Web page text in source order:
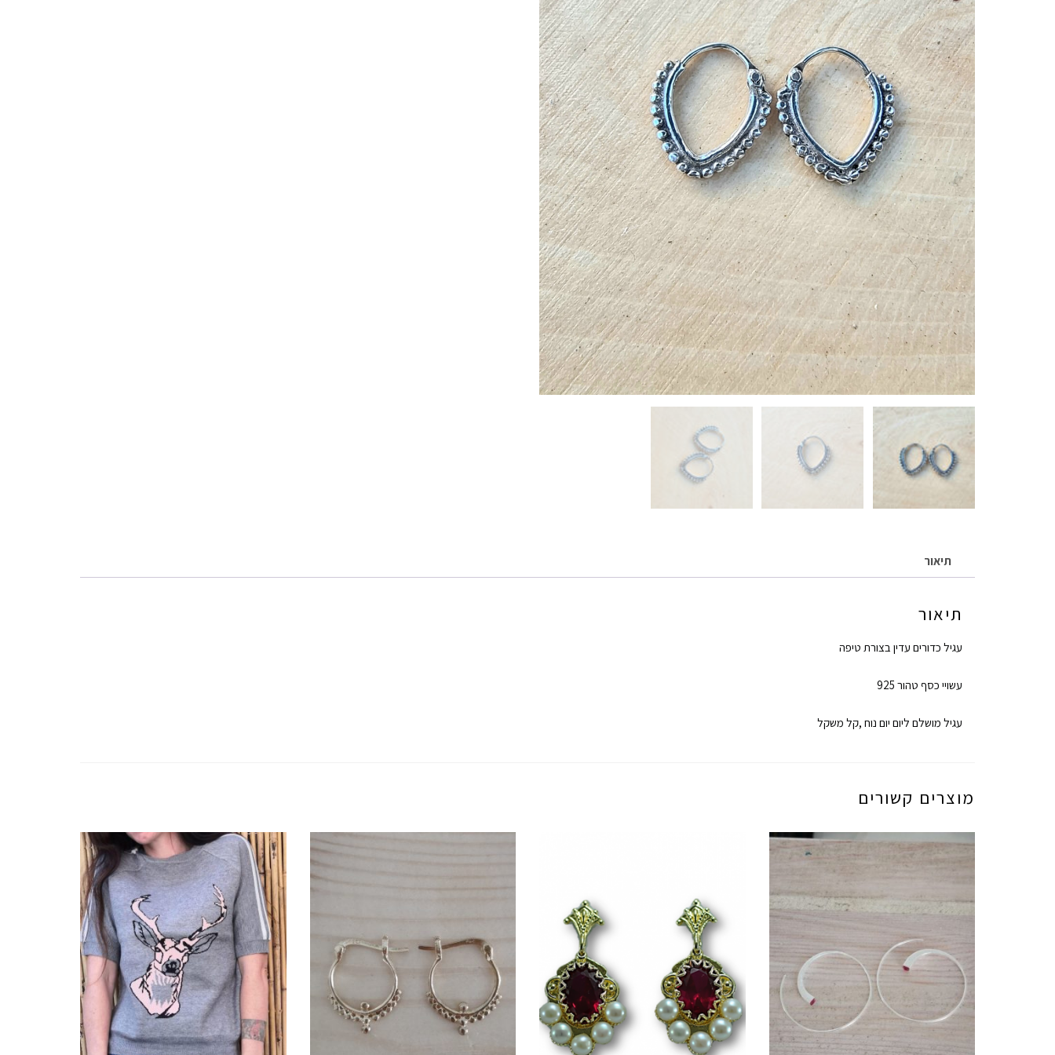
תיאור
תיאור
עגיל כדורים עדין בצורת טיפה
עשויי כסף טהור 925
עגיל מושלם ליום יום נוח ,קל משקל
מוצרים קשורים